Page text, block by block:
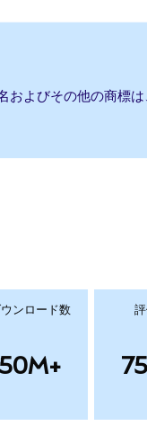
よびその他の商標
ンロード数
50M+